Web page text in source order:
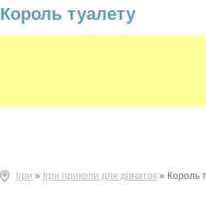
Король туалету
Ігри » Ігри приколи для дівчаток» Король